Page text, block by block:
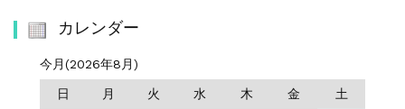
カレンダー
今月(2026年8月)
日 月 火 水 木 金 土